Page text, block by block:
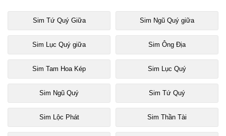
Sim Tứ Quý Giữa Sim Ngũ Quý giữa
Sim Lục Quý giữa Sim Ông Địa
Sim Tam Hoa Kép Sim Lục Quý
Sim Ngũ Quý Sim Tứ Quý
Sim Lộc Phát Sim Thần Tài